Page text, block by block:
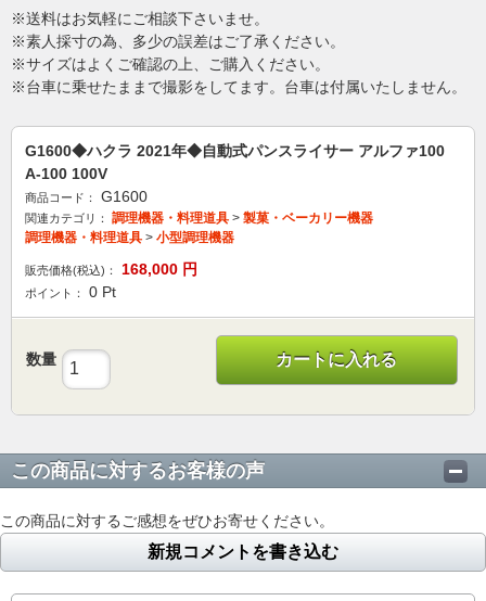
※送料はお気軽にご相談下さいませ。
※素人採寸の為、多少の誤差はご了承ください。
※サイズはよくご確認の上、ご購入ください。
※台車に乗せたままで撮影をしてます。台車は付属いたしません。
G1600◆ハクラ 2021年◆自動式パンスライサー アルファ100
A-100 100V
商品コード： G1600
関連カテゴリ： 調理機器・料理道具 > 製菓・ベーカリー機器
調理機器・料理道具 > 小型調理機器
販売価格(税込)： 168,000 円
ポイント： 0 Pt
数量 カートに入れる
この商品に対するお客様の声
この商品に対するご感想をぜひお寄せください。
新規コメントを書き込む